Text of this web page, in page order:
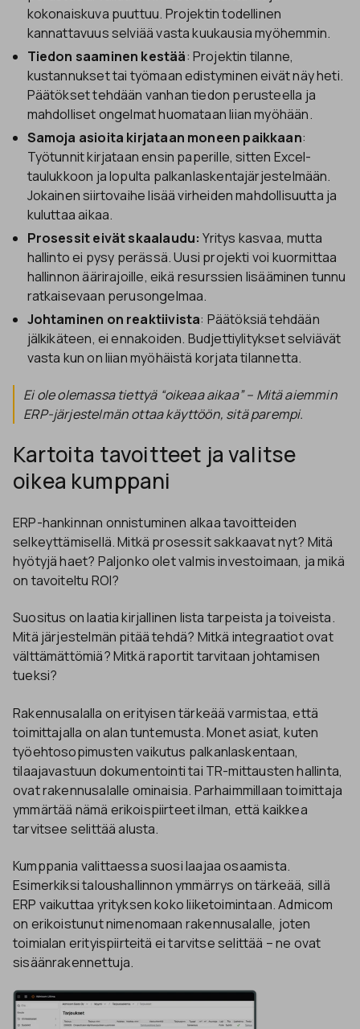
kokonaiskuva puuttuu. Projektin todellinen
kannattavuus selviää vasta kuukausia myöhemmin.
Tiedon saaminen kestää: Projektin tilanne,
kustannukset tai työmaan edistyminen eivät näy heti.
Päätökset tehdään vanhan tiedon perusteella ja
mahdolliset ongelmat huomataan liian myöhään.
Samoja asioita kirjataan moneen paikkaan:
Työtunnit kirjataan ensin paperille, sitten Excel-
taulukkoon ja lopulta palkanlaskentajärjestelmään.
Jokainen siirtovaihe lisää virheiden mahdollisuutta ja
kuluttaa aikaa.
Prosessit eivät skaalaudu: Yritys kasvaa, mutta
hallinto ei pysy perässä. Uusi projekti voi kuormittaa
hallinnon äärirajoille, eikä resurssien lisääminen tunnu
ratkaisevaan perusongelmaa.
Johtaminen on reaktiivista: Päätöksiä tehdään
jälkikäteen, ei ennakoiden. Budjettiylitykset selviävät
vasta kun on liian myöhäistä korjata tilannetta.
Ei ole olemassa tiettyä “oikeaa aikaa” – Mitä aiemmin
ERP-järjestelmän ottaa käyttöön, sitä parempi.
Kartoita tavoitteet ja valitse
oikea kumppani
ERP-hankinnan onnistuminen alkaa tavoitteiden
selkeyttämisellä. Mitkä prosessit sakkaavat nyt? Mitä
hyötyjä haet? Paljonko olet valmis investoimaan, ja mikä
on tavoiteltu ROI?
Suositus on laatia kirjallinen lista tarpeista ja toiveista.
Mitä järjestelmän pitää tehdä? Mitkä integraatiot ovat
välttämättömiä? Mitkä raportit tarvitaan johtamisen
tueksi?
Rakennusalalla on erityisen tärkeää varmistaa, että
toimittajalla on alan tuntemusta. Monet asiat, kuten
työehtosopimusten vaikutus palkanlaskentaan,
tilaajavastuun dokumentointi tai TR-mittausten hallinta,
ovat rakennusalalle ominaisia. Parhaimmillaan toimittaja
ymmärtää nämä erikoispiirteet ilman, että kaikkea
tarvitsee selittää alusta.
Kumppania valittaessa suosi laajaa osaamista.
Esimerkiksi taloushallinnon ymmärrys on tärkeää, sillä
ERP vaikuttaa yrityksen koko liiketoimintaan. Admicom
on erikoistunut nimenomaan rakennusalalle, joten
toimialan erityispiirteitä ei tarvitse selittää – ne ovat
sisäänrakennettuja.